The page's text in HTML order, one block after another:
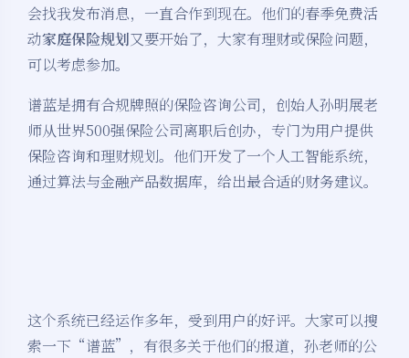
会找我发布消息，一直合作到现在。他们的春季免费活
动家庭保险规划又要开始了，大家有理财或保险问题，
可以考虑参加。
谱蓝是拥有合规牌照的保险咨询公司，创始人孙明展老
师从世界500强保险公司离职后创办，专门为用户提供
保险咨询和理财规划。他们开发了一个人工智能系统，
通过算法与金融产品数据库，给出最合适的财务建议。
这个系统已经运作多年，受到用户的好评。大家可以搜
索一下“谱蓝”，有很多关于他们的报道，孙老师的公